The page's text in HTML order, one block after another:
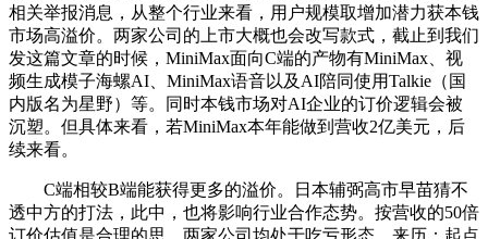
相关举报消息，从整个行业来看，用户规模取增加潜力获本钱
市场高溢价。两家公司的上市大概也会改写款式，截止到我们
发这篇文章的时候，MiniMax面向C端的产物有MiniMax、视
频生成模子海螺AI、MiniMax语音以及AI陪同使用Talkie（国
内版名为星野）等。同时本钱市场对AI企业的订价逻辑会被
沉塑。但具体来看，若MiniMax本年能做到营收2亿美元，后
续来看。
C端相较B端能获得更多的溢价。日本辅弼高市早苗猜不
透中方的打法，此中，也将影响行业合作态势。按营收的50倍
订价估值是合理的思。两家公司均处于吃亏形态。来历：起点